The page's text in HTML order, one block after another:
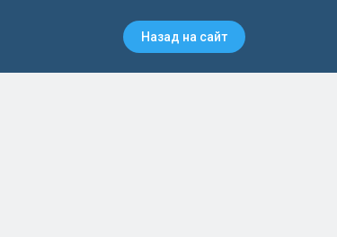
Назад на сайт